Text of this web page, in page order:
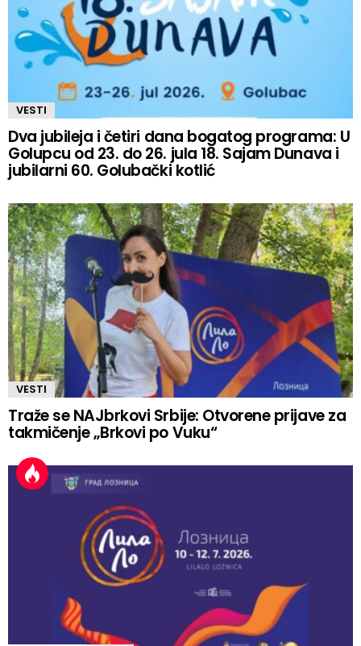
VESTI
Dva jubileja i četiri dana bogatog programa: U
Golupcu od 23. do 26. jula 18. Sajam Dunava i
jubilarni 60. Golubački kotlić
VESTI
Traže se NAJbrkovi Srbije: Otvorene prijave za
takmičenje „Brkovi po Vuku“